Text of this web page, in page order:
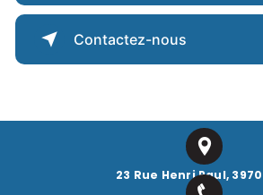
Contactez-nous
23 Rue Henri Paul,